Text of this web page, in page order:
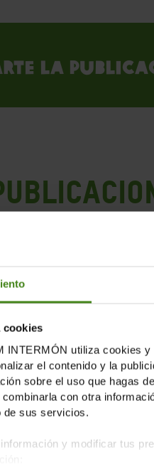
cookies
INTERMÓN utiliza cookies
el contenido y la
sobre el uso que hagas
con otra
de sus servicios.
y modificar tus
la